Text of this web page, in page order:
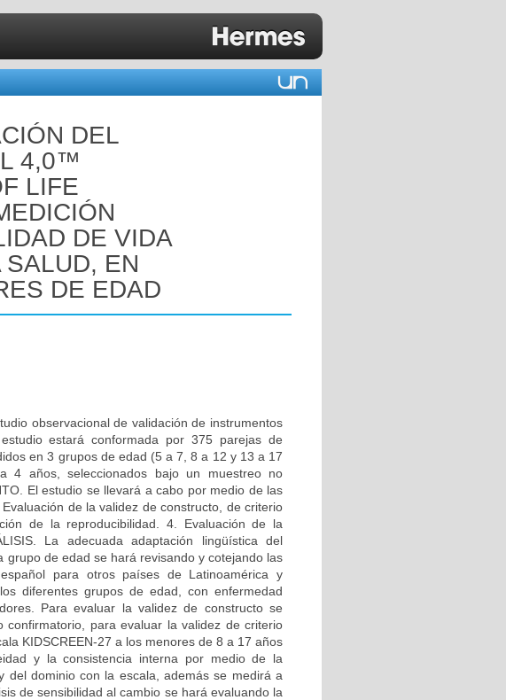
DEL
4,0™
LIFE
DE VIDA
EN
DE EDAD
observacional de validación de instrumentos
estará conformada por 375 parejas de
en 3 grupos de edad (5 a 7, 8 a 12 y 13 a 17
años, seleccionados bajo un muestreo no
El estudio se llevará a cabo por medio de las
de la validez de constructo, de criterio
de la reproducibilidad. 4. Evaluación de la
La adecuada adaptación lingüística del
de edad se hará revisando y cotejando las
para otros países de Latinoamérica y
diferentes grupos de edad, con enfermedad
Para evaluar la validez de constructo se
para evaluar la validez de criterio
KIDSCREEN-27 a los menores de 8 a 17 años
y la consistencia interna por medio de la
dominio con la escala, además se medirá a
de sensibilidad al cambio se hará evaluando la